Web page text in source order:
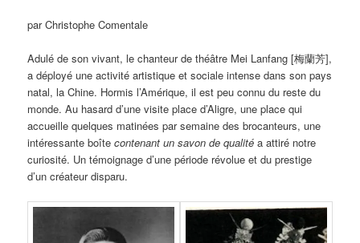
par Christophe Comentale
Adulé de son vivant, le chanteur de théâtre Mei Lanfang [梅蘭芳],
a déployé une activité artistique et sociale intense dans son pays
natal, la Chine. Hormis l’Amérique, il est peu connu du reste du
monde. Au hasard d’une visite place d’Aligre, une place qui
accueille quelques matinées par semaine des brocanteurs, une
intéressante boîtecontenant un savon de qualité a attiré notre
curiosité. Un témoignage d’une période révolue et du prestige
d’un créateur disparu.